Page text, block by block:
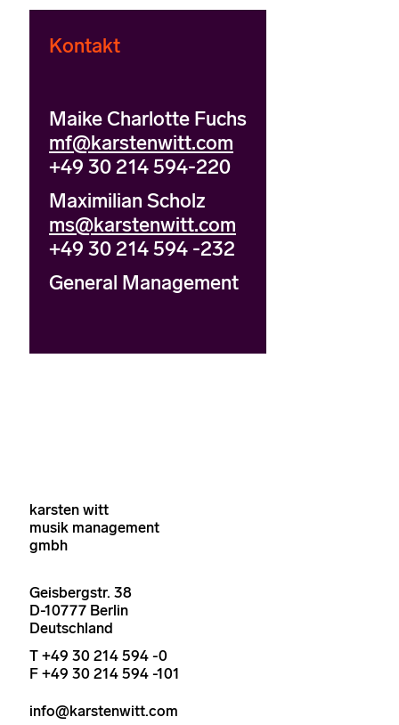
Kontakt
Maike Charlotte Fuchs
mf@karstenwitt.com
+49 30 214 594-220
Maximilian Scholz
ms@karstenwitt.com
+49 30 214 594 -232
General Management
karsten witt
musik management
gmbh
Geisbergstr. 38
D-10777 Berlin
Deutschland
T +49 30 214 594 -0
F +49 30 214 594 -101
info@karstenwitt.com